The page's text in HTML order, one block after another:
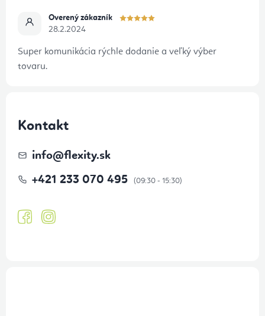
Overený zákazník
28.2.2024
Super komunikácia rýchle dodanie a veľký výber
tovaru.
Kontakt
info@flexity.sk
+421 233 070 495